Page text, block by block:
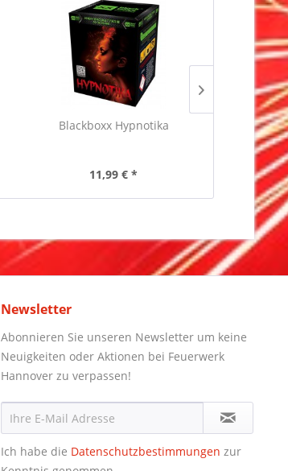
Blackboxx Hypnotika
11,99 € *
Newsletter
Abonnieren Sie unseren Newsletter um keine
Neuigkeiten oder Aktionen bei Feuerwerk
Hannover zu verpassen!
Ich habe die Datenschutzbestimmungen zur